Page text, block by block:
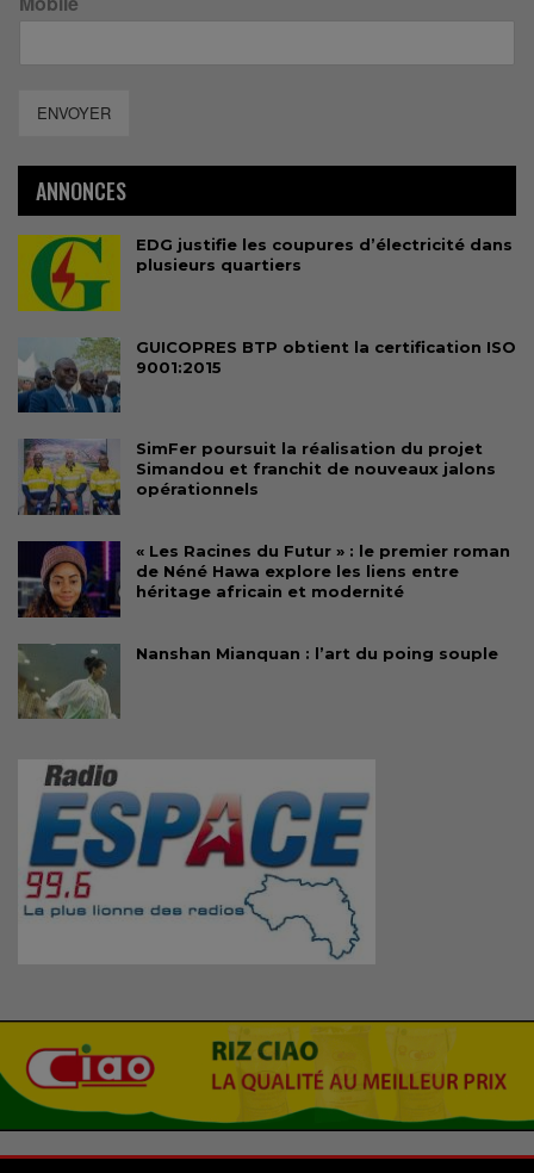
ENVOYER
ANNONCES
EDG justifie les coupures d’électricité dans
plusieurs quartiers
GUICOPRES BTP obtient la certification ISO
9001:2015
SimFer poursuit la réalisation du projet
Simandou et franchit de nouveaux jalons
opérationnels
« Les Racines du Futur » : le premier roman
de Néné Hawa explore les liens entre
héritage africain et modernité
Nanshan Mianquan : l’art du poing souple